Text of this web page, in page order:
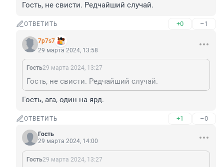
Гость, не свисти. Редчайший случай.
ОТВЕТИТЬ +0 –1
7p7s7
29 марта 2024, 13:58
Гость29 марта 2024, 13:27
Гость, не свисти. Редчайший случай.
Гость, ага, один на ярд.
ОТВЕТИТЬ +1 –0
Гость
29 марта 2024, 14:00
Гость29 марта 2024, 13:27